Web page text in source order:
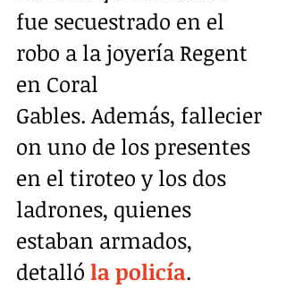
fue secuestrado en el
robo a la joyería Regent
en Coral
Gables. Además, fallecier
on uno de los presentes
en el tiroteo y los dos
ladrones, quienes
estaban armados,
detalló la policía.